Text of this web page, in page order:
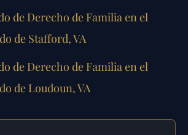
de Derecho de Familia en el
de Stafford, VA
de Derecho de Familia en el
de Loudoun, VA